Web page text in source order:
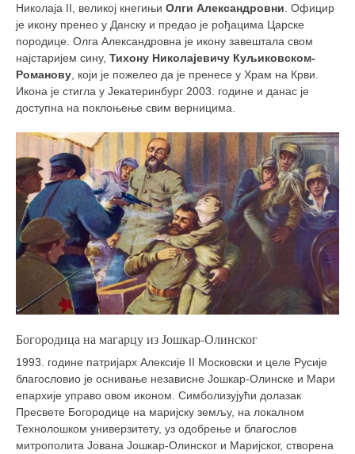
Николаја II, великој кнегињи Олги Александровни. Официр
је икону пренео у Данску и предао је рођацима Царске
породице. Олга Александровна је икону завештала свом
најстаријем сину, Тихону Николајевичу Куљиковском-
Романову, који је пожелео да је пренесе у Храм на Крви.
Икона је стигла у Јекатеринбург 2003. године и данас је
доступна на поклоњење свим верницима.
Богородица на магарцу из Јошкар-Олинског
1993. године патријарх Алексије II Московски и целе Русије
благословио је оснивање независне Јошкар-Олинске и Мари
епархије управо овом иконом. Симболизујући долазак
Пресвете Богородице на маријску земљу, на локалном
Технолошком универзитету, уз одобрење и благослов
митрополита Јована Јошкар-Олинског и Мариjског, створена